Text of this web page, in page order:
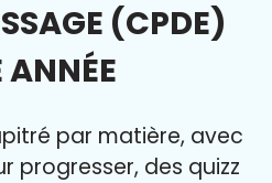
(CPDE)
ANNÉE
par matière, avec
progresser, des quizz